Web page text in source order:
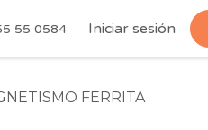
55 0584 Iniciar sesión
FERRITA